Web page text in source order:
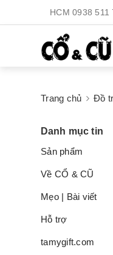
HCM 0938 511
Trang chủ Đồ
Danh mục tin
Sản phẩm
Về CỔ & CŨ
Mẹo | Bài viết
Hỗ trợ
tamygift.com